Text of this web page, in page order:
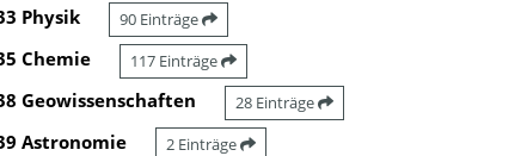
Physik 90 Einträge
Chemie 117 Einträge
Geowissenschaften 28 Einträge
Astronomie 2 Einträge